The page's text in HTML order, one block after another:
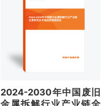
2024-2030年中国废旧金属拆解行业产业链
全景研究及市场趋势预测报告
2024-2030年中国废旧
金属拆解行业产业链全